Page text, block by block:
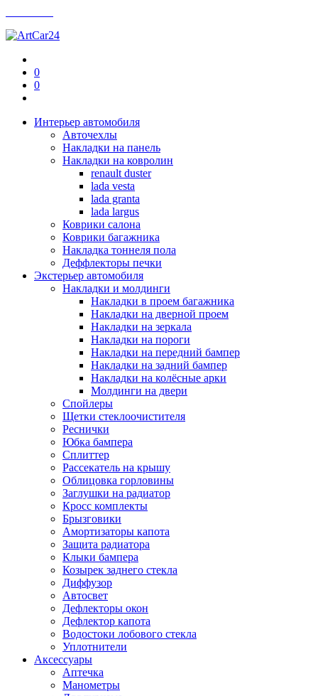
0
0
Интерьер автомобиля
Авточехлы
Накладки на панель
Накладки на ковролин
renault duster
lada vesta
lada granta
lada largus
Коврики салона
Коврики багажника
Накладка тоннеля пола
Деффлекторы печки
Экстерьер автомобиля
Накладки и молдинги
Накладки в проем багажника
Накладки на дверной проем
Накладки на зеркала
Накладки на пороги
Накладки на передний бампер
Накладки на задний бампер
Накладки на колёсные арки
Молдинги на двери
Спойлеры
Щетки стеклоочистителя
Реснички
Юбка бампера
Сплиттер
Рассекатель на крышу
Облицовка горловины
Заглушки на радиатор
Кросс комплекты
Брызговики
Амортизаторы капота
Защита радиатора
Клыки бампера
Козырек заднего стекла
Диффузор
Автосвет
Дефлекторы окон
Дефлектор капота
Водостоки лобового стекла
Уплотнители
Аксессуары
Аптечка
Манометры